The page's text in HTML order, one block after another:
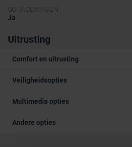
SCHADEWAGEN
Ja
Uitrusting
Comfort en uitrusting
Veiligheidsopties
Multimedia opties
Andere opties